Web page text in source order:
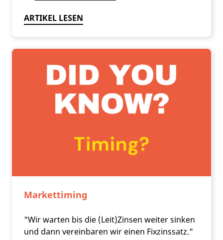
ARTIKEL LESEN
Markettiming
"Wir warten bis die (Leit)Zinsen weiter sinken
und dann vereinbaren wir einen Fixzinssatz."